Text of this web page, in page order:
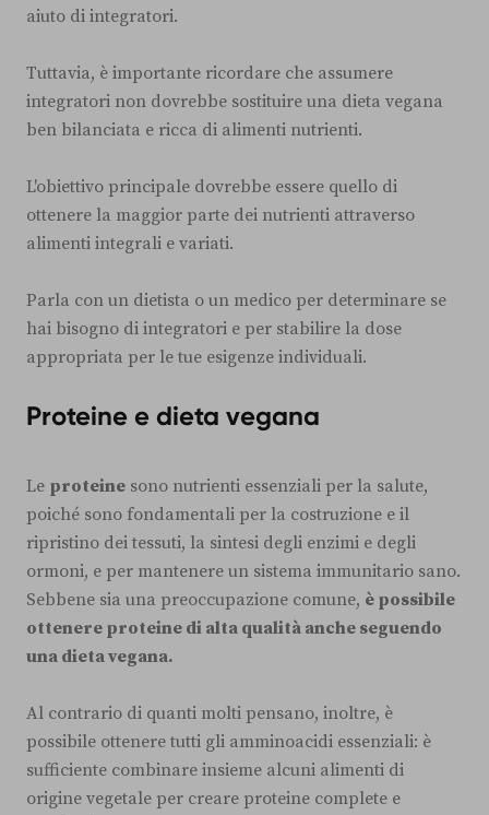
aiuto di integratori.
Tuttavia, è importante ricordare che assumere
integratori non dovrebbe sostituire una dieta vegana
ben bilanciata e ricca di alimenti nutrienti.
L'obiettivo principale dovrebbe essere quello di
ottenere la maggior parte dei nutrienti attraverso
alimenti integrali e variati.
Parla con un dietista o un medico per determinare se
hai bisogno di integratori e per stabilire la dose
appropriata per le tue esigenze individuali.
Proteine e dieta vegana
Le proteine sono nutrienti essenziali per la salute,
poiché sono fondamentali per la costruzione e il
ripristino dei tessuti, la sintesi degli enzimi e degli
ormoni, e per mantenere un sistema immunitario sano.
Sebbene sia una preoccupazione comune, è possibile
ottenere proteine di alta qualità anche seguendo
una dieta vegana.
Al contrario di quanti molti pensano, inoltre, è
possibile ottenere tutti gli amminoacidi essenziali: è
sufficiente combinare insieme alcuni alimenti di
origine vegetale per creare proteine complete e